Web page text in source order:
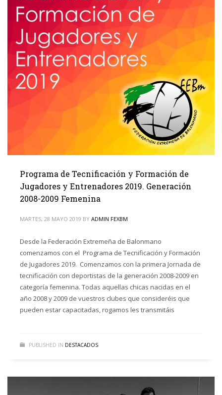
Programa de Tecnificación y Formación de
Jugadores y Entrenadores 2019. Generación
2008-2009 Femenina
MARTES, 28 MAYO 2019 BY ADMIN FEXBM
Desde la Federación Extremeña de Balonmano
comenzamos con el Programa de Tecnificación y Formación
de Jugadores 2019. Comenzamos con la primera Jornada de
tecnificación con deportistas de la generación 2008-2009 en
categoría femenina. Todas aquellas chicas nacidas en el
año 2008 y 2009 de vuestros clubes que consideréis que
pueden estar capacitadas, rogamos les transmitáis
PUBLISHED IN DESTACADOS